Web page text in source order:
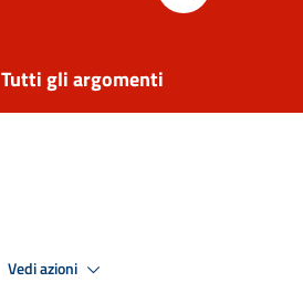
Tutti gli argomenti
Vedi azioni